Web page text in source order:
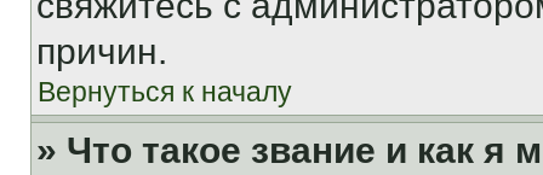
причин.
Вернуться к началу
» Что такое звание и как я